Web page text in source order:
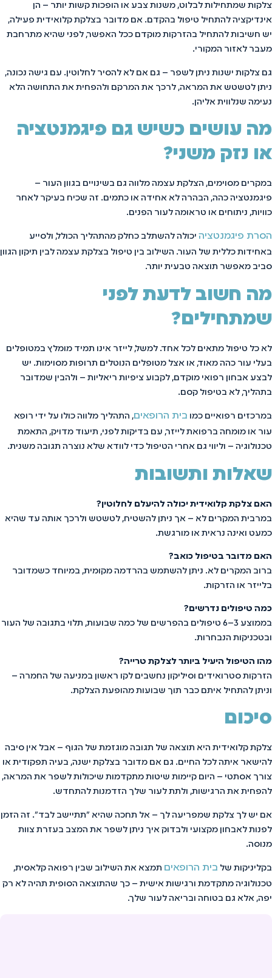
צלקות שמתחילות לבלוט, משנות צבע או הופכות קשות יותר – הן
אינדיקציה להתחיל טיפול בהקדם. אם מדובר בצלקת קלואידית פעילה,
יש חשיבות להתחיל בהזרקות מוקדם ככל האפשר, לפני שהיא מתרחבת
מעבר לאזור המקורי.
גם צלקות ישנות ניתן לשפר – גם אם לא להסיר לחלוטין. עם גישה נכונה,
ניתן לטשטש את המראה, לרכך את המרקם ולהפחית את התחושה הלא
נעימה שנלווית אליהן.
מה עושים כשיש גם פיגמנטציה
או נזק משני?
במקרים מסוימים, הצלקת עצמה מלווה גם בשינויים בגוון העור –
פיגמנטציה כהה, הבהרה לא אחידה או כתמים. זה שכיח בעיקר לאחר
כוויות, ניתוחים או טראומה לעור הפנים.
הסרת פיגמנטציה יכולה להשתלב כחלק מהתהליך הכולל, ולסייע
באחידות כללית של העור. השילוב בין טיפול בצלקת עצמה לבין תיקון הגוון
סביב מאפשר תוצאה טבעית יותר.
מה חשוב לדעת לפני
שמתחילים?
לא כל טיפול מתאים לכל אחד. למשל, לייזר אינו תמיד מומלץ במטופלים
בעלי עור כהה מאוד, או אצל מטופלים הנוטלים תרופות מסוימות. יש
לבצע אבחון רפואי מוקדם, לקבוע ציפיות ריאליות – ולהבין שמדובר
בתהליך, לא בטיפול קסם.
במרכזים רפואיים כמו בית הרופאים, התהליך מלווה כולו על ידי רופא
עור או מומחה ברפואת לייזר, עם בדיקות לפני, תיעוד מדויק, התאמת
טכנולוגיה – וליווי גם אחרי הטיפול כדי לוודא שלא נוצרה תגובה משנית.
שאלות ותשובות
האם צלקת קלואידית יכולה להיעלם לחלוטין?
במרבית המקרים לא – אך ניתן להשטיח, לטשטש ולרכך אותה עד שהיא
כמעט ואינה נראית או מורגשת.
האם מדובר בטיפול כואב?
ברוב המקרים לא. ניתן להשתמש בהרדמה מקומית, במיוחד כשמדובר
בלייזר או הזרקות.
כמה טיפולים נדרשים?
בממוצע 3–6 טיפולים בהפרשים של כמה שבועות, תלוי בתגובה של העור
ובטכניקות הנבחרות.
מהו הטיפול היעיל ביותר לצלקת טרייה?
הזרקות סטרואידים וסיליקון נחשבים לקו ראשון במניעה של החמרה –
וניתן להתחיל איתם כבר תוך שבועות מהופעת הצלקת.
סיכום
צלקת קלואידית היא תוצאה של תגובה מוגזמת של הגוף – אבל אין סיבה
להישאר איתה לכל החיים. גם אם מדובר בצלקת ישנה, בעיה תפקודית או
צורך אסתטי – היום קיימות שיטות מתקדמות שיכולות לשפר את המראה,
להפחית את הרגישות, ולתת לעור שלך הזדמנות להתחדש.
אם יש לך צלקת שמפריעה לך – אל תחכה שהיא "תתיישב לבד". זה הזמן
לפנות לאבחון מקצועי ולבדוק איך ניתן לשפר את המצב בעזרת צוות
מנוסה.
בקליניקות של בית הרופאים תמצא את השילוב שבין רפואה קלאסית,
טכנולוגיה מתקדמת ורגישות אישית – כך שהתוצאה הסופית תהיה לא רק
יפה, אלא גם בטוחה ובריאה לעור שלך.